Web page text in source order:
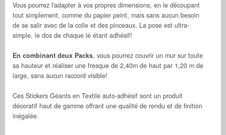
Vous pourrez l'adapter à vos propres dimensions, en le découpant
tout simplement, comme du papier peint, mais sans aucun besoin
de se salir avec de la colle et des pinceaux. La pose est ultra-
simple, le dos de chaque lé étant adhésif!
En combinant deux Packs, vous pourrez couvrir un mur sur toute
sa hauteur et réaliser une fresque de 2,40m de haut par 1,20 m de
large, sans aucun raccord visible!
Ces Stickers Géants en Textile auto-adhésif sont un produit
décoratif haut de gamme offrant une qualité de rendu et de finition
inégalée.